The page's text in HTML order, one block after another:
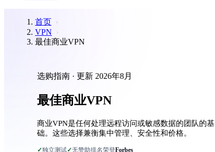
首页
VPN
最佳商业VPN
选购指南 · 更新 2026年8月
最佳商业VPN
商业VPN是任何处理远程访问或敏感数据的团队的基
础。这些选择兼衡集中管理、安全性和价格。
✓独立测试✓无赞助排名荣登Forbes